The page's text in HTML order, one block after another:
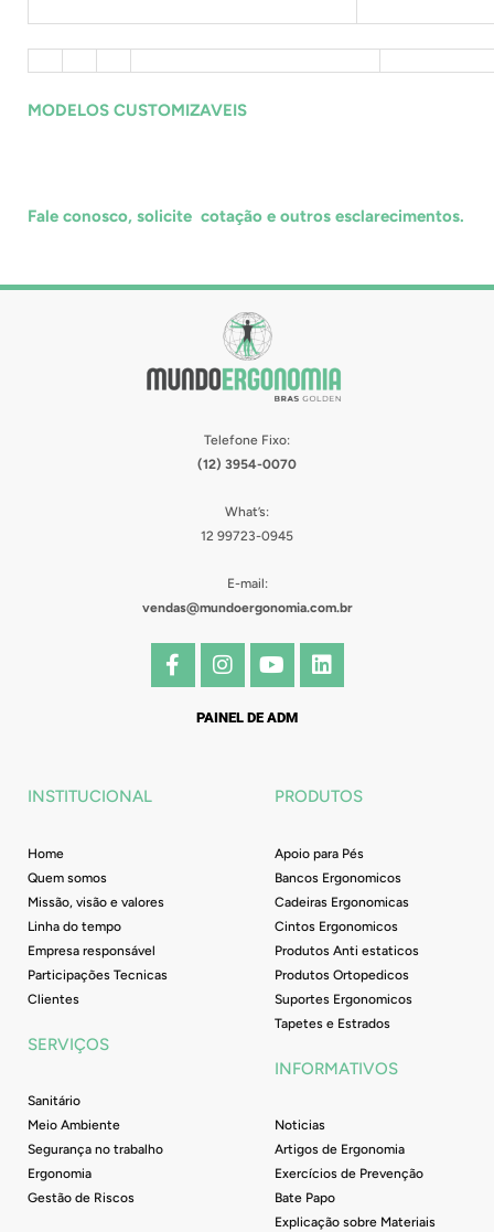
MODELOS CUSTOMIZAVEIS
Fale conosco, solicite cotação e outros esclarecimentos.
Telefone Fixo:
(12) 3954-0070
What’s:
12 99723-0945
E-mail:
vendas@mundoergonomia.com.br
F
a
I
n
t
Y
o
t
e
L
i
i
n
PAINEL DE ADM
INSTITUCIONAL
Home
Quem somos
Missão, visão e valores
Linha do tempo
Empresa responsável
Participações Tecnicas
Clientes
SERVIÇOS
Sanitário
Meio Ambiente
Segurança no trabalho
Ergonomia
Gestão de Riscos
PRODUTOS
Apoio para Pés
Bancos Ergonomicos
Cadeiras Ergonomicas
Cintos Ergonomicos
Produtos Anti estaticos
Produtos Ortopedicos
Suportes Ergonomicos
Tapetes e Estrados
INFORMATIVOS
Noticias
Artigos de Ergonomia
Exercícios de Prevenção
Bate Papo
Explicação sobre Materiais